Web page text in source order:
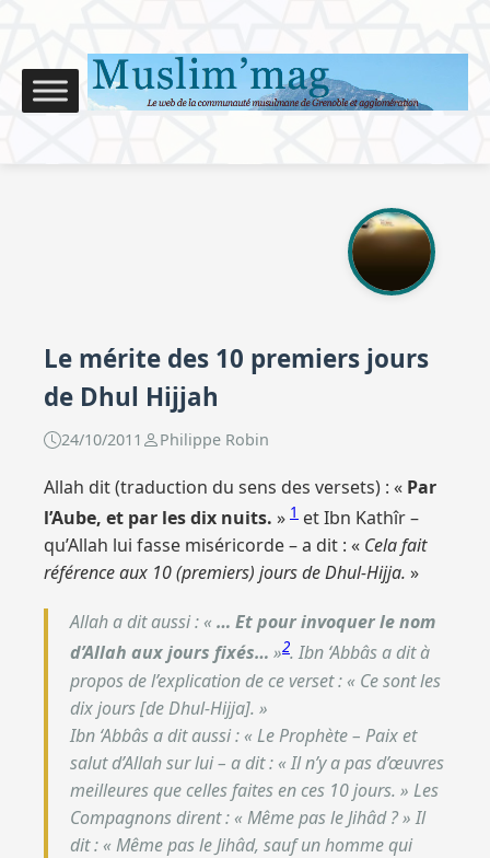
Le mérite des 10 premiers jours
de Dhul Hijjah
24/10/2011 Philippe Robin
Allah dit (traduction du sens des versets) : « Par
l’Aube, et par les dix nuits. » 1 et Ibn Kathîr –
qu’Allah lui fasse miséricorde – a dit : « Cela fait
référence aux 10 (premiers) jours de Dhul-Hijja. »
Allah a dit aussi : «… Et pour invoquer le nom
d’Allah aux jours fixés… »2. Ibn ‘Abbâs a dit à
propos de l’explication de ce verset : « Ce sont les
dix jours [de Dhul-Hijja]. »
Ibn ‘Abbâs a dit aussi : «Le Prophète – Paix et
salut d’Allah sur lui – a dit : « Il n’y a pas d’œuvres
meilleures que celles faites en ces 10 jours. » Les
Compagnons dirent : « Même pas le Jihâd ? » Il
dit : « Même pas le Jihâd, sauf un homme qui